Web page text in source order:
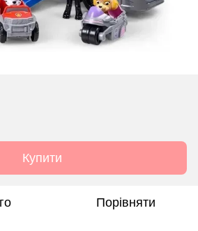
Купити
Порівняти